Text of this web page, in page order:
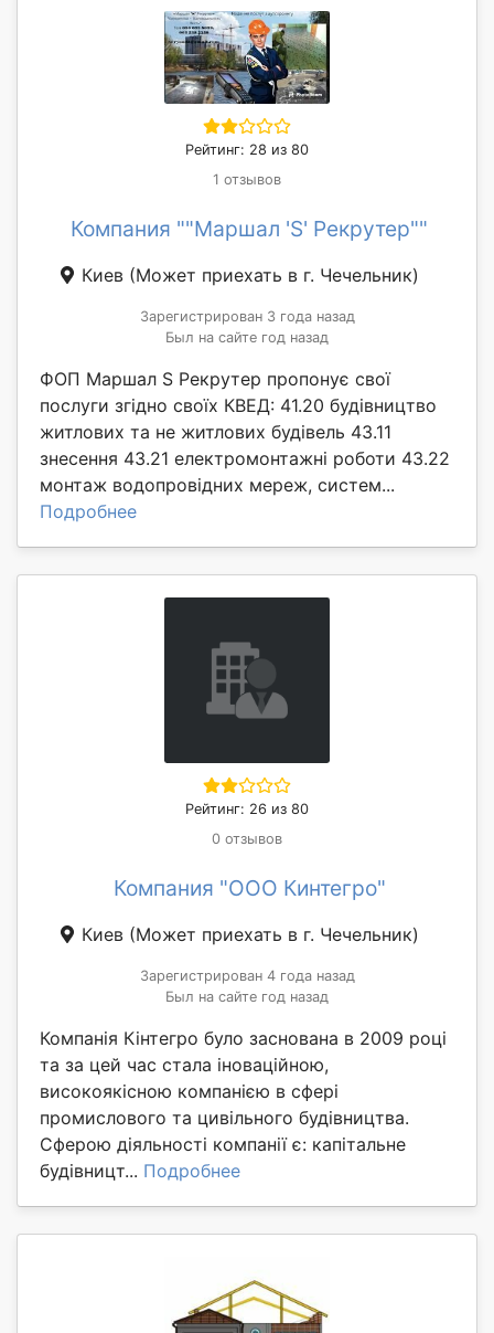
Рейтинг: 28 из 80
1 отзывов
Компания ""Маршал 'S' Рекрутер""
Киев (Может приехать в г. Чечельник)
Зарегистрирован 3 года назад
Был на сайте год назад
ФОП Маршал S Рекрутер пропонує свої
послуги згідно своїх КВЕД: 41.20 будівництво
житлових та не житлових будівель 43.11
знесення 43.21 електромонтажні роботи 43.22
монтаж водопровідних мереж, систем...
Подробнее
Рейтинг: 26 из 80
0 отзывов
Компания "ООО Кинтегро"
Киев (Может приехать в г. Чечельник)
Зарегистрирован 4 года назад
Был на сайте год назад
Компанія Кінтегро було заснована в 2009 році
та за цей час стала іноваційною,
високоякісною компанією в сфері
промислового та цивільного будівництва.
Сферою діяльності компанії є: капітальне
будівницт... Подробнее